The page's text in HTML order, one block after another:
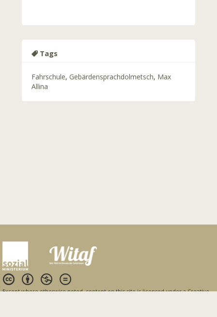
Tags
Fahrschule, Gebärdensprachdolmetsch, Max
Allina
Except where otherwisenoted, content on this site is licensed under aCreative